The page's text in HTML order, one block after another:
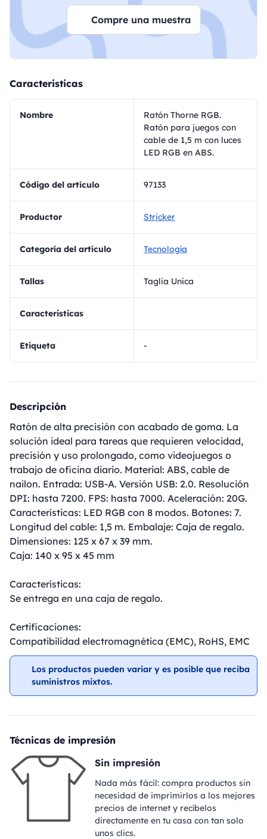
Compre una muestra
Caracteristicas
Nombre
Ratón Thorne RGB.
Ratón para juegos con
cable de 1,5 m con luces
LED RGB en ABS.
Código del artículo 97133
Productor Stricker
Categoría del artículo Tecnología
Tallas Taglia Unica
Caracteristicas
Etiqueta -
Descripción
Ratón de alta precisión con acabado de goma. La
solución ideal para tareas que requieren velocidad,
precisión y uso prolongado, como videojuegos o
trabajo de oficina diario. Material: ABS, cable de
nailon. Entrada: USB-A. Versión USB: 2.0. Resolución
DPI: hasta 7200. FPS: hasta 7000. Aceleración: 20G.
Características: LED RGB con 8 modos. Botones: 7.
Longitud del cable: 1,5 m. Embalaje: Caja de regalo.
Dimensiones: 125 x 67 x 39 mm.
Caja: 140 x 95 x 45 mm
Características:
Se entrega en una caja de regalo.
Certificaciones:
Compatibilidad electromagnética (EMC), RoHS, EMC
Los productos pueden variar y es posible que reciba
suministros mixtos.
Técnicas de impresión
Sin impresión
Nada más fácil: compra productos sin
necesidad de imprimirlos a los mejores
precios de internet y recíbelos
directamente en tu casa con tan solo
unos clics.